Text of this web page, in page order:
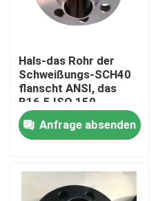
Hals-das Rohr der
Schweißungs-SCH40
flanscht ANSI, das
B16.5 ISO 150
bescheinigt
KLASSIFIZIEREN
Anfrage absenden